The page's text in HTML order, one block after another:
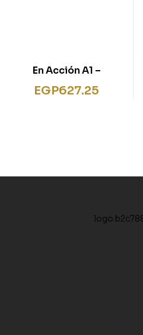
En Acción A1 –
Cuaderno de
actividades + audio
EGP627.25